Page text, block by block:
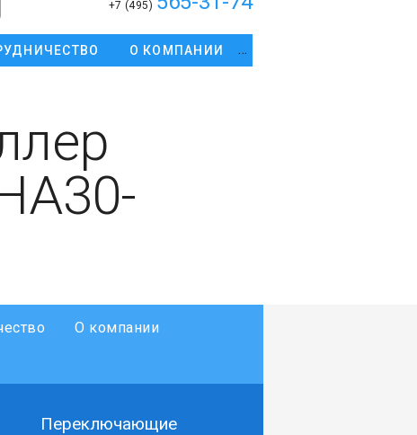
+7 (495)
О КОМПАНИИ
логического
) или 0 - 20 мА
О компании
Переключающие